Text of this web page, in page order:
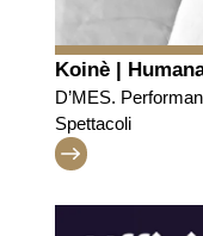
Koinè |
D’MES.
liberamente
Botticelli.
Spettacoli